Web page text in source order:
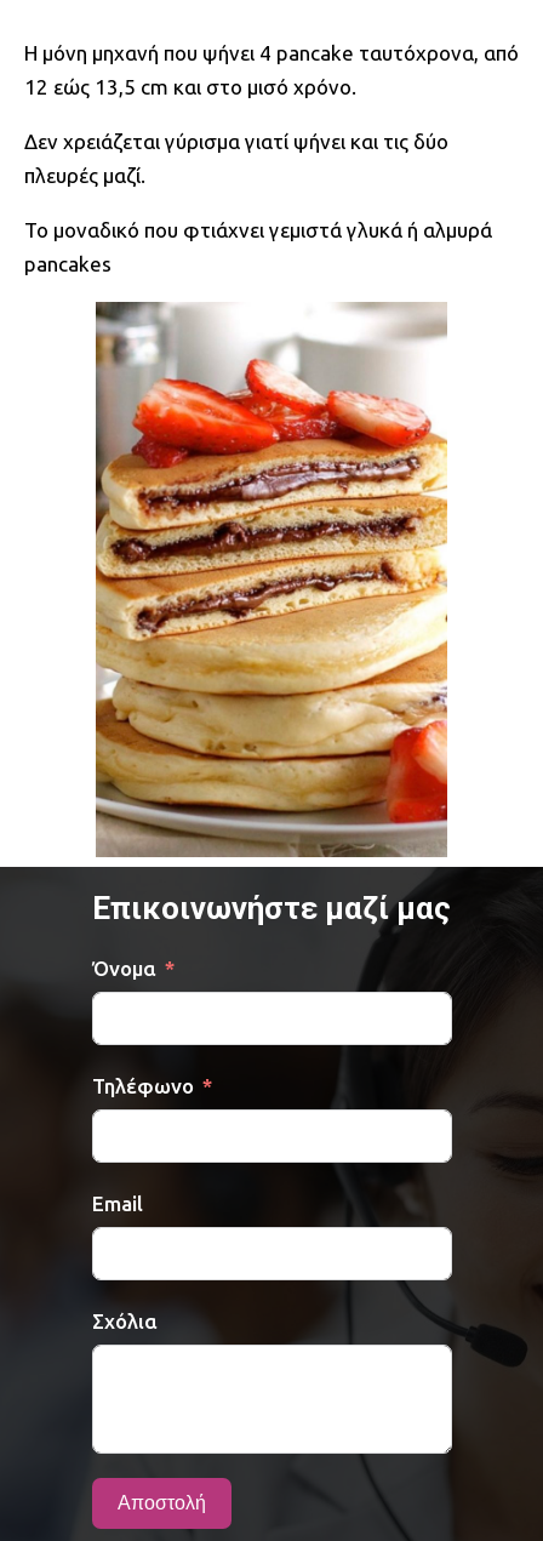
Η μόνη μηχανή που ψήνει 4 pancake ταυτόχρονα, από
12 εώς 13,5 cm και στο μισό χρόνο.
Δεν χρειάζεται γύρισμα γιατί ψήνει και τις δύο
πλευρές μαζί.
Το μοναδικό που φτιάχνει γεμιστά γλυκά ή αλμυρά
pancakes
Επικοινωνήστε μαζί μας
Όνομα
Τηλέφωνο
Email
Σχόλια
Αποστολή